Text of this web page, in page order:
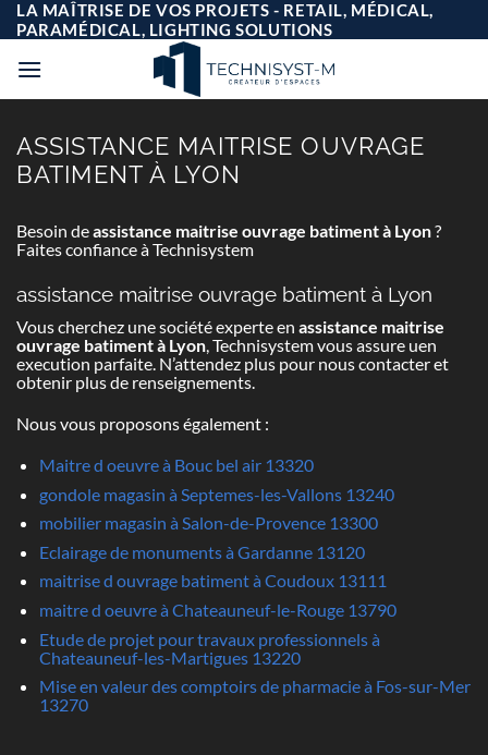
Passer
au
contenu
LA MAÎTRISE DE VOS PROJETS - RETAIL, MÉDICAL,
PARAMÉDICAL, LIGHTING SOLUTIONS
ASSISTANCE MAITRISE OUVRAGE
BATIMENT À LYON
Besoin deassistance maitrise ouvrage batiment à Lyon?
Faites confiance à Technisystem
assistance maitrise ouvrage batiment à Lyon
Vous cherchez une société experte en assistance maitrise
ouvrage batiment à Lyon, Technisystem vous assure uen
execution parfaite. N’attendez plus pour nous contacter et
obtenir plus de renseignements.
Nous vous proposons également :
Maitre d oeuvre à Bouc bel air 13320
gondole magasin à Septemes-les-Vallons 13240
mobilier magasin à Salon-de-Provence 13300
Eclairage de monuments à Gardanne 13120
maitrise d ouvrage batiment à Coudoux 13111
maitre d oeuvre à Chateauneuf-le-Rouge 13790
Etude de projet pour travaux professionnels à
Chateauneuf-les-Martigues 13220
Mise en valeur des comptoirs de pharmacie à Fos-sur-Mer
13270